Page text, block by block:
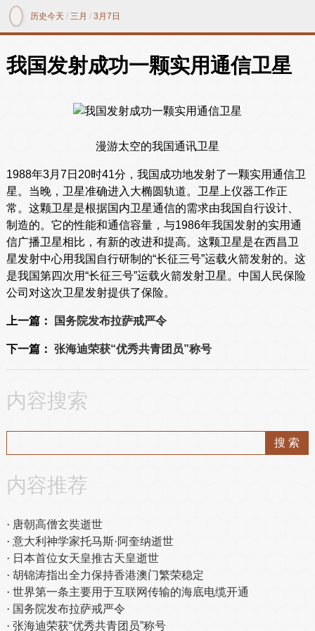
历史今天 /三月 /3月7日
我国发射成功一颗实用通信卫星
漫游太空的我国通讯卫星
1988年3月7日20时41分，我国成功地发射了一颗实用通信卫
星。当晚，卫星准确进入大椭圆轨道。卫星上仪器工作正
常。这颗卫星是根据国内卫星通信的需求由我国自行设计、
制造的。它的性能和通信容量，与1986年我国发射的实用通
信广播卫星相比，有新的改进和提高。这颗卫星是在西昌卫
星发射中心用我国自行研制的“长征三号”运载火箭发射的。这
是我国第四次用“长征三号”运载火箭发射卫星。中国人民保险
公司对这次卫星发射提供了保险。
上一篇： 国务院发布拉萨戒严令
下一篇： 张海迪荣获“优秀共青团员”称号
内容搜索
内容推荐
唐朝高僧玄奘逝世
意大利神学家托马斯·阿奎纳逝世
日本首位女天皇推古天皇逝世
胡锦涛指出全力保持香港澳门繁荣稳定
世界第一条主要用于互联网传输的海底电缆开通
国务院发布拉萨戒严令
张海迪荣获“优秀共青团员”称号